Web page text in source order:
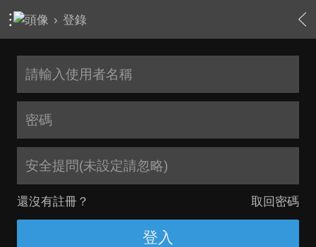
› 登錄
安全提問(未設定請忽略)
還沒有註冊？ 取回密碼
登入